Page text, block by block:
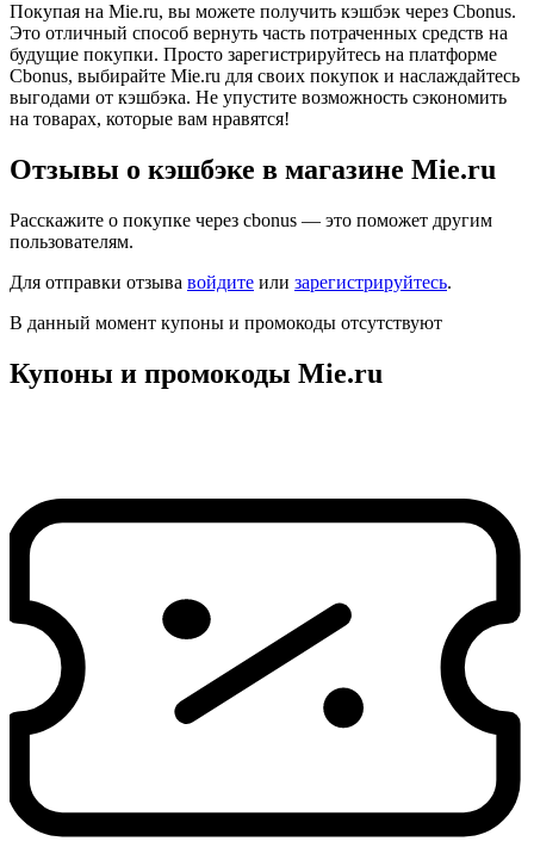
Покупая на Mie.ru, вы можете получить кэшбэк через Cbonus.
Это отличный способ вернуть часть потраченных средств на
будущие покупки. Просто зарегистрируйтесь на платформе
Cbonus, выбирайте Mie.ru для своих покупок и наслаждайтесь
выгодами от кэшбэка. Не упустите возможность сэкономить
на товарах, которые вам нравятся!
Отзывы о кэшбэке в магазине Mie.ru
Расскажите о покупке через cbonus — это поможет другим
пользователям.
Для отправки отзыва войдите или зарегистрируйтесь.
В данный момент купоны и промокоды отсутствуют
Купоны и промокоды Mie.ru